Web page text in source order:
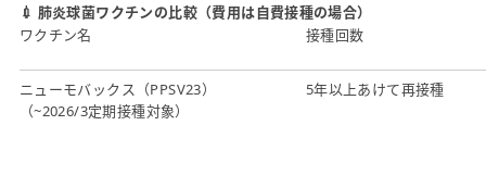
💉 肺炎球菌ワクチンの比較（費用は自費接種の場合）
ワクチン名
接種回数
ニューモバックス（PPSV23）
（~2026/3定期接種対象）
5年以上あけて再接種